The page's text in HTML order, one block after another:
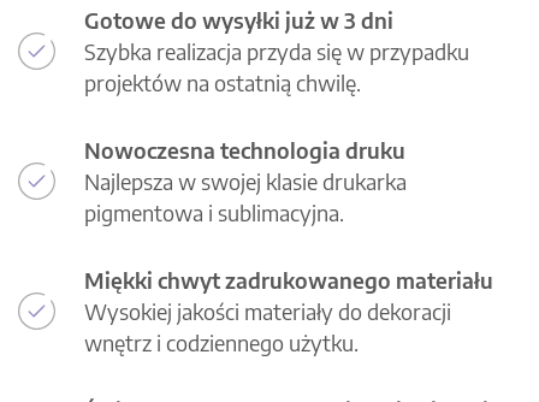
Gotowe do wysyłki już w 3 dni
Szybka realizacja przyda się w przypadku
projektów na ostatnią chwilę.
Nowoczesna technologia druku
Najlepsza w swojej klasie drukarka
pigmentowa i sublimacyjna.
Miękki chwyt zadrukowanego materiału
Wysokiej jakości materiały do dekoracji
wnętrz i codziennego użytku.